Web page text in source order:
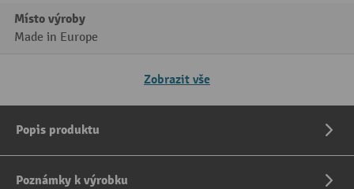
Místo výroby
Made in Europe
Zobrazit vše
Popis produktu
Poznámky k výrobku